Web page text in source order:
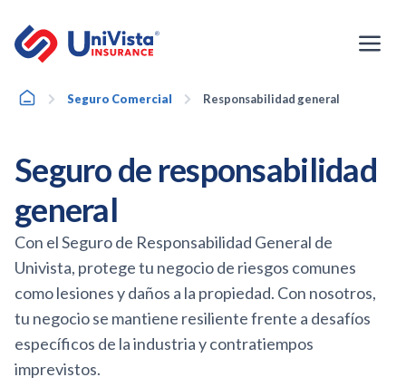
contenido
HomeSeguro Comercial Responsabilidad general
Seguro de responsabilidad
general
Con el Seguro de Responsabilidad General de
Univista, protege tu negocio de riesgos comunes
como lesiones y daños a la propiedad. Con nosotros,
tu negocio se mantiene resiliente frente a desafíos
específicos de la industria y contratiempos
imprevistos.